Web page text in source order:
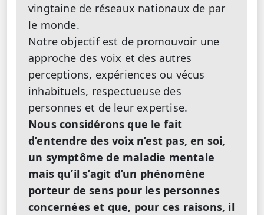
vingtaine de réseaux nationaux de par
le monde.
Notre objectif est de promouvoir une
approche des voix et des autres
perceptions, expériences ou vécus
inhabituels, respectueuse des
personnes et de leur expertise.
Nous considérons que le fait
d’entendre des voix n’est pas, en soi,
un symptôme de maladie mentale
mais qu’il s’agit d’un phénomène
porteur de sens pour les personnes
concernées et que, pour ces raisons, il